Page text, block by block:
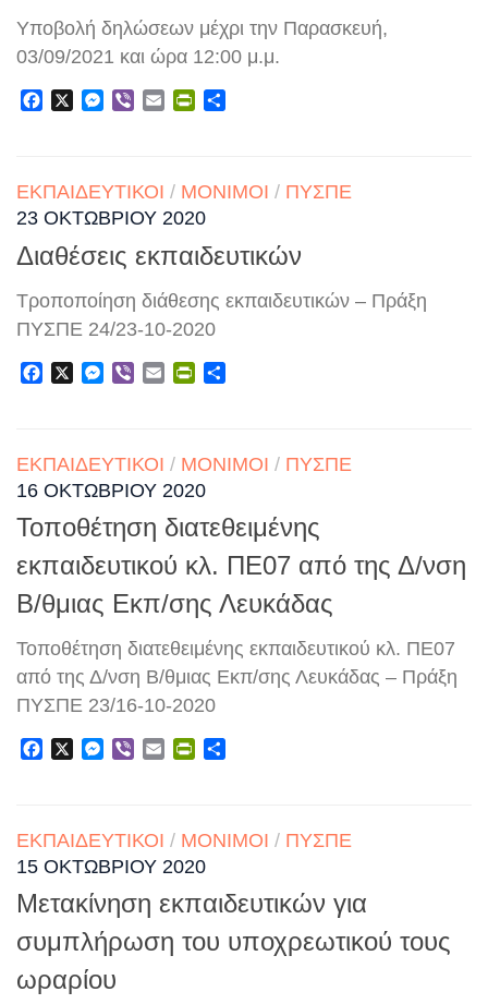
Υποβολή δηλώσεων μέχρι την Παρασκευή,
03/09/2021 και ώρα 12:00 μ.μ.
FacebookMessenger
Viber EmailPrintFriendly
ΕΚΠΑΙΔΕΥΤΙΚΟΊ / ΜΌΝΙΜΟΙ / ΠΥΣΠΕ
23 ΟΚΤΩΒΡΊΟΥ 2020
Διαθέσεις εκπαιδευτικών
Τροποποίηση διάθεσης εκπαιδευτικών – Πράξη
ΠΥΣΠΕ 24/23-10-2020
FacebookMessenger
Viber EmailPrintFriendly
ΕΚΠΑΙΔΕΥΤΙΚΟΊ / ΜΌΝΙΜΟΙ / ΠΥΣΠΕ
16 ΟΚΤΩΒΡΊΟΥ 2020
Τοποθέτηση διατεθειμένης
εκπαιδευτικού κλ. ΠΕ07 από της Δ/νση
Β/θμιας Εκπ/σης Λευκάδας
Τοποθέτηση διατεθειμένης εκπαιδευτικού κλ. ΠΕ07
από της Δ/νση Β/θμιας Εκπ/σης Λευκάδας – Πράξη
ΠΥΣΠΕ 23/16-10-2020
FacebookMessenger
Viber EmailPrintFriendly
ΕΚΠΑΙΔΕΥΤΙΚΟΊ / ΜΌΝΙΜΟΙ / ΠΥΣΠΕ
15 ΟΚΤΩΒΡΊΟΥ 2020
Μετακίνηση εκπαιδευτικών για
συμπλήρωση του υποχρεωτικού τους
ωραρίου